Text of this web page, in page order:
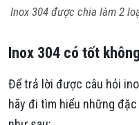
Inox 304 được chia làm 2
Inox 304 có tốt
Để trả lời được câu hỏi
hãy đi tìm hiểu những